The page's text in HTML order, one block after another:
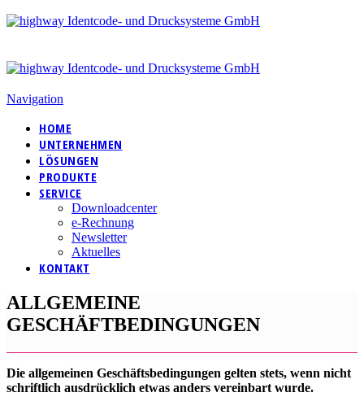
Navigation
HOME
UNTERNEHMEN
LÖSUNGEN
PRODUKTE
SERVICE
Downloadcenter
e-Rechnung
Newsletter
Aktuelles
KONTAKT
ALLGEMEINE
GESCHÄFTBEDINGUNGEN
Die allgemeinen Geschäftsbedingungen gelten stets, wenn nicht
schriftlich ausdrücklich etwas anders vereinbart wurde.